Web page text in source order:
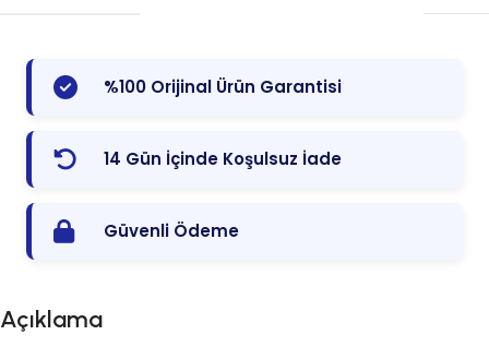
%100 Orijinal Ürün Garantisi
14 Gün İçinde Koşulsuz İade
Güvenli Ödeme
Açıklama